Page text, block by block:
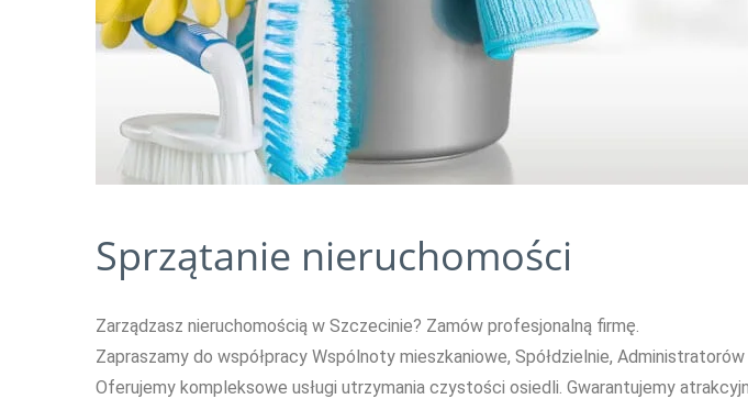
Sprzątanie nieruchomości
Zarządzasz nieruchomością w Szczecinie? Zamów profesjonalną firmę.
Zapraszamy do współpracy Wspólnoty mieszkaniowe, Spółdzielnie,
Oferujemy kompleksowe usługi utrzymania czystości osiedli. Gwarantujemy